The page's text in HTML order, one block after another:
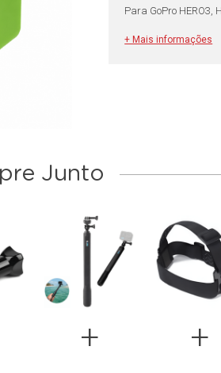
Para GoPro HERO3,
+ Mais informações
Junto